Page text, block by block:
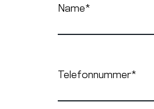
Name*
Telefonnummer*